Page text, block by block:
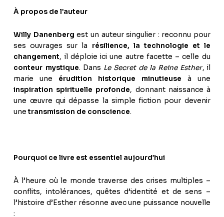
À propos de l’auteur
Willy Danenberg est un auteur singulier : reconnu pour
ses ouvrages sur la résilience, la technologie et le
changement, il déploie ici une autre facette – celle du
conteur mystique. Dans Le Secret de la Reine Esther, il
marie une érudition historique minutieuse à une
inspiration spirituelle profonde, donnant naissance à
une œuvre qui dépasse la simple fiction pour devenir
unetransmission de conscience.
Pourquoi ce livre est essentiel aujourd’hui
À l’heure où le monde traverse des crises multiples –
conflits, intolérances, quêtes d’identité et de sens –
l’histoire d’Esther résonne avec une puissance nouvelle
: